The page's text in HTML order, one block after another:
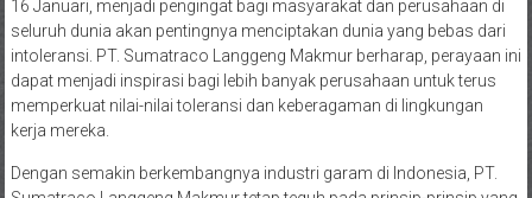
16 Januari, menjadi pengingat bagi masyarakat dan perusahaan di
seluruh dunia akan pentingnya menciptakan dunia yang bebas dari
intoleransi. PT. Sumatraco Langgeng Makmur berharap, perayaan ini
dapat menjadi inspirasi bagi lebih banyak perusahaan untuk terus
memperkuat nilai-nilai toleransi dan keberagaman di lingkungan
kerja mereka.
Dengan semakin berkembangnya industri garam di Indonesia, PT.